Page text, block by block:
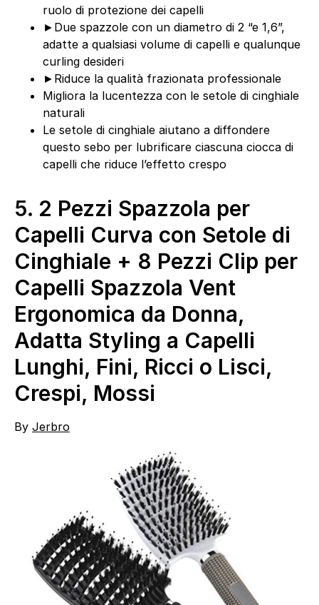
ruolo di protezione dei capelli
►Due spazzole con un diametro di 2 “e 1,6”,
adatte a qualsiasi volume di capelli e qualunque
curling desideri
►Riduce la qualità frazionata professionale
Migliora la lucentezza con le setole di cinghiale
naturali
Le setole di cinghiale aiutano a diffondere
questo sebo per lubrificare ciascuna ciocca di
capelli che riduce l’effetto crespo
5. 2 Pezzi Spazzola per
Capelli Curva con Setole di
Cinghiale + 8 Pezzi Clip per
Capelli Spazzola Vent
Ergonomica da Donna,
Adatta Styling a Capelli
Lunghi, Fini, Ricci o Lisci,
Crespi, Mossi
By Jerbro